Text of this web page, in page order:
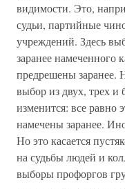
видимости. Это,
судьи, партийные
учреждений. Здесь
заранее намеченного
предрешены заранее.
выбор из двух, трех и
изменится: все равно
намечены заранее.
Но это касается
на судьбы людей и
выборы профоргов